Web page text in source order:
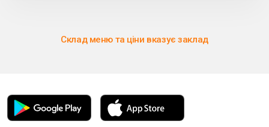
Склад меню та ціни вказує заклад